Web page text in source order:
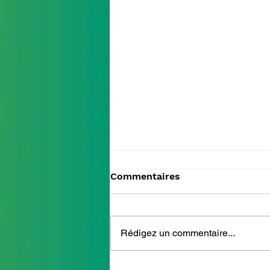
Commentaires
Rédigez un commentaire...